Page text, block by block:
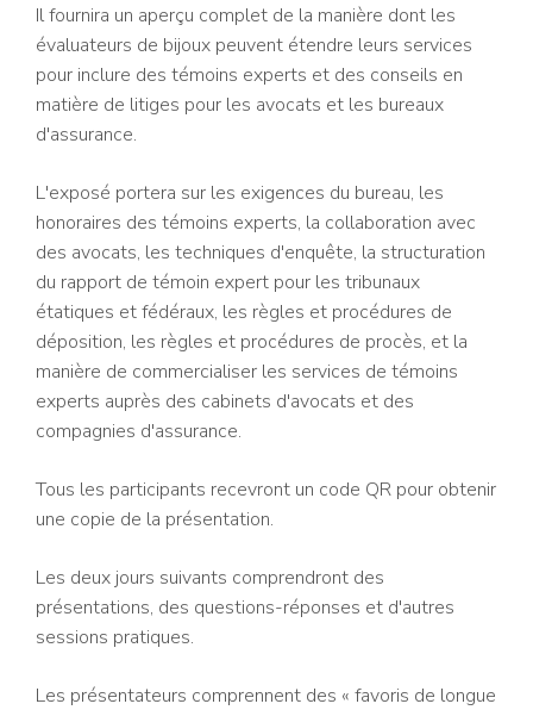
Il fournira un aperçu complet de la manière dont les
évaluateurs de bijoux peuvent étendre leurs services
pour inclure des témoins experts et des conseils en
matière de litiges pour les avocats et les bureaux
d'assurance.
L'exposé portera sur les exigences du bureau, les
honoraires des témoins experts, la collaboration avec
des avocats, les techniques d'enquête, la structuration
du rapport de témoin expert pour les tribunaux
étatiques et fédéraux, les règles et procédures de
déposition, les règles et procédures de procès, et la
manière de commercialiser les services de témoins
experts auprès des cabinets d'avocats et des
compagnies d'assurance.
Tous les participants recevront un code QR pour obtenir
une copie de la présentation.
Les deux jours suivants comprendront des
présentations, des questions-réponses et d'autres
sessions pratiques.
Les présentateurs comprennent des « favoris de longue